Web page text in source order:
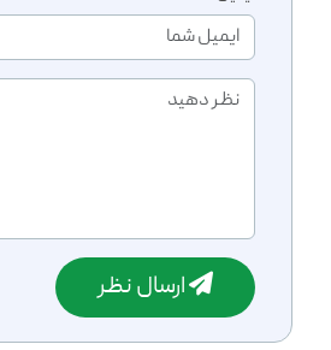
ارسال نظر